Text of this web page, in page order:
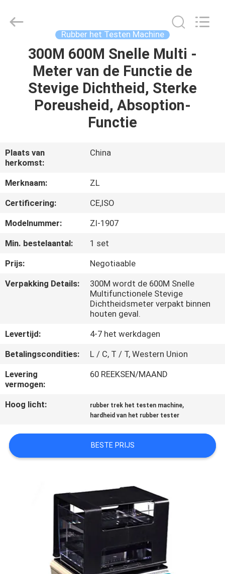
HUIS
PRODUCTEN
ONGEVEER
ONS
FABRIEKSREIS
KWALITEITSCONTROLE
CONTACTEER
ONS
OM EEN
CITAAT
VR
SITEMAP
PRIVACY
Technology
Rubber het Testen Machine
300M 600M Snelle Multi -
Meter van de Functie de
Stevige Dichtheid, Sterke
Poreusheid, Absoption-
Functie
Plaats van
herkomst:
China
Merknaam:
ZL
Certificering:
CE,ISO
Modelnummer:
Zl-1907
Min. bestelaantal:
1 set
Prijs:
Negotiaable
Verpakking Details:
300M wordt de 600M Snelle
Multifunctionele Stevige
Dichtheidsmeter verpakt binnen
houten geval.
Levertijd:
4-7 het werkdagen
Betalingscondities:
L / C, T / T, Western Union
Levering
vermogen:
60 REEKSEN/MAAND
Hoog licht: rubber trek het testen machine,
hardheid van het rubber tester
BESTE PRIJS